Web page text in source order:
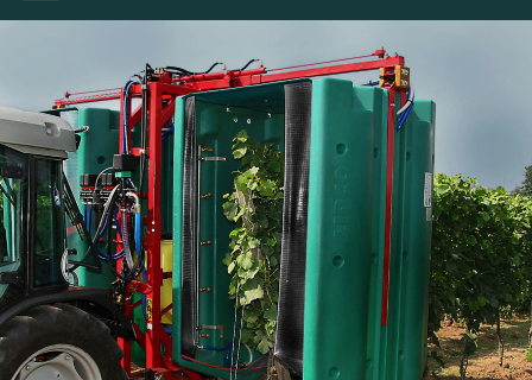
SLOVENSKÁ
DANSK
SVENSKA
SLOVENSKI
EESTI
LIETUVIŲ
LATVIEŠU